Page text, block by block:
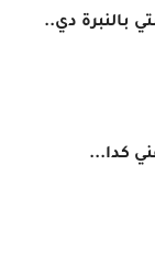
بالنبرة دي..
كدا...